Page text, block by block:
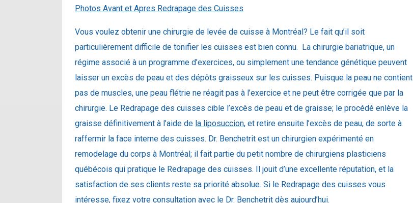
Photos Avant et Apres Redrapage des Cuisses
Vous voulez obtenir une chirurgie de levée de cuisse à Montréal? Le fait qu’il soit
particulièrement difficile de tonifier les cuisses est bien connu. La chirurgie bariatrique, un
régime associé à un programme d’exercices, ou simplement une tendance génétique peuvent
laisser un excès de peau et des dépôts graisseux sur les cuisses. Puisque la peau ne contient
pas de muscles, une peau flétrie ne réagit pas à l’exercice et ne peut être corrigée que par la
chirurgie. Le Redrapage des cuisses cible l’excès de peau et de graisse; le procédé enlève la
graisse définitivement à l’aide de la liposuccion, et retire ensuite l’excès de peau, de sorte à
raffermir la face interne des cuisses. Dr. Benchetrit est un chirurgien expérimenté en
remodelage du corps à Montréal; il fait partie du petit nombre de chirurgiens plasticiens
québécois qui pratique le Redrapage des cuisses. Il jouit d’une excellente réputation, et la
satisfaction de ses clients reste sa priorité absolue. Si le Redrapage des cuisses vous
intéresse, fixez votre consultation avec le Dr. Benchetrit dès aujourd’hui.